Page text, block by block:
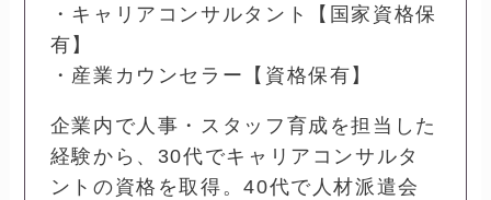
・キャリアコンサルタント【国家資格保
有】
・産業カウンセラー【資格保有】
企業内で人事・スタッフ育成を担当した
経験から、30代でキャリアコンサルタ
ントの資格を取得。40代で人材派遣会